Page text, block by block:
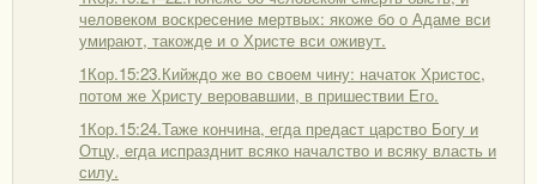
человеком воскресение мертвых: якоже бо о Адаме вси
умирают, такожде и о Христе вси оживут.
1Кор.15:23.Кийждо же во своем чину: начаток Христос,
потом же Христу веровавшии, в пришествии Его.
1Кор.15:24.Таже кончина, егда предаст царство Богу и
Отцу, егда испразднит всяко началство и всяку власть и
силу.